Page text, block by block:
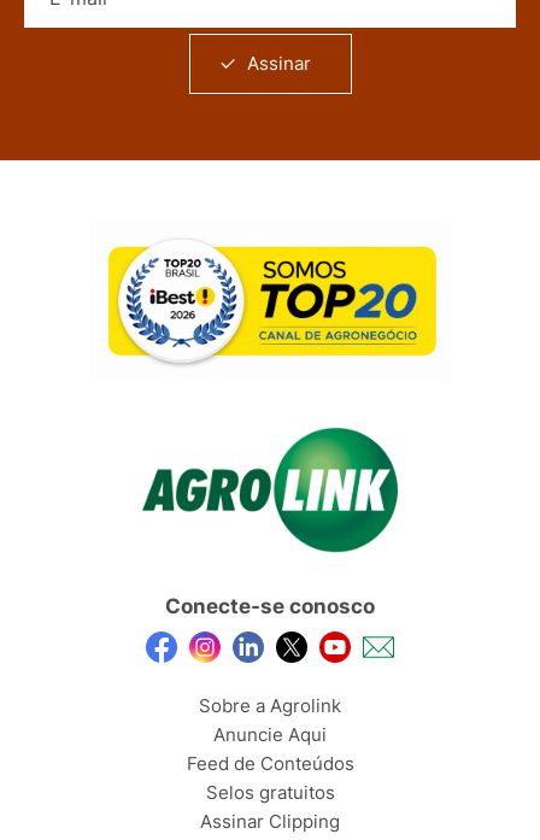
Assinar
Conecte-se conosco
Sobre a Agrolink
Anuncie Aqui
Feed de Conteúdos
Selos gratuitos
Assinar Clipping